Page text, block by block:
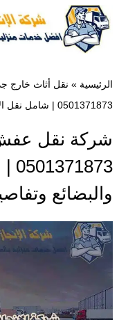
الرئيسية » نقل أثاث خارج
0501371873 | شامل نقل الأثاث والبضائع وتفاصيل الشحن
شركة نقل
والبضائع